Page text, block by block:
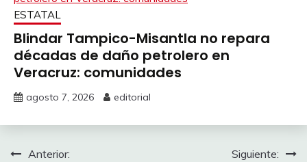
ESTATAL
Blindar Tampico-Misantla no repara
décadas de daño petrolero en
Veracruz: comunidades
agosto 7, 2026 editorial
Navegación
Anterior: Siguiente: